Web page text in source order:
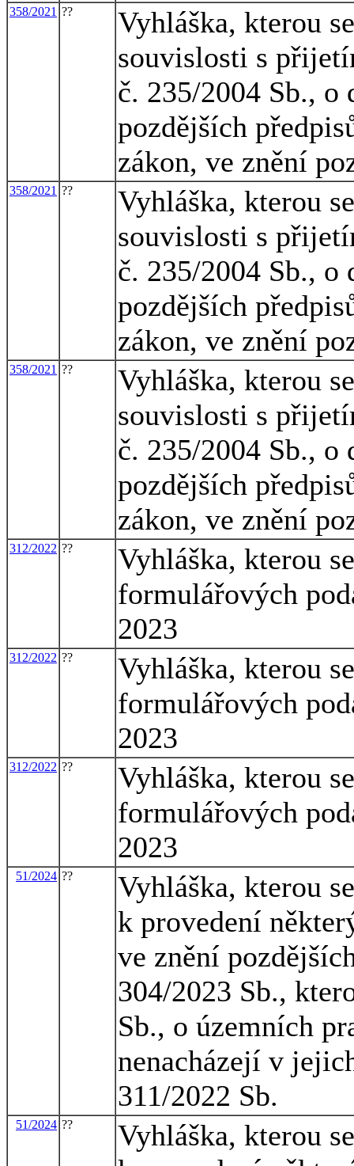
358/2021 ??
Vyhláška, kterou
souvislosti s
č. 235/2004 Sb., o
pozdějších
zákon, ve znění
358/2021 ??
Vyhláška, kterou
souvislosti s
č. 235/2004 Sb., o
pozdějších
zákon, ve znění
358/2021 ??
Vyhláška, kterou
souvislosti s
č. 235/2004 Sb., o
pozdějších
zákon, ve znění
312/2022 ??
Vyhláška, kterou
formulářových
2023
312/2022 ??
Vyhláška, kterou
formulářových
2023
312/2022 ??
Vyhláška, kterou
formulářových
2023
51/2024 ??
Vyhláška, kterou
k provedení
ve znění
304/2023 Sb.,
Sb., o územních
nenacházejí v
311/2022 Sb.
51/2024 ??
Vyhláška, kterou